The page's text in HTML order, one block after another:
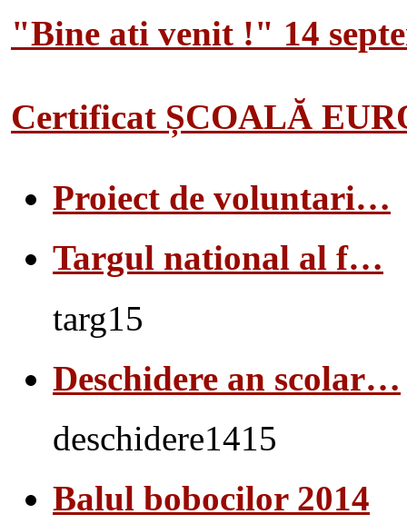
"Bine ati venit !" 14
Certificat ȘCOALĂ
Proiect de voluntari…
Targul national al f…
targ15
Deschidere an scolar…
deschidere1415
Balul bobocilor 2014